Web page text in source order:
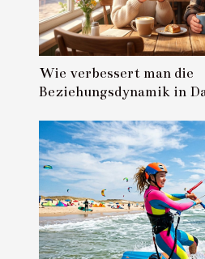
Wie verbessert man die
Beziehungsdynamik in